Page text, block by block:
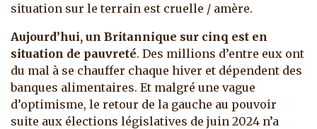
situation sur le terrain est cruelle / amère.
Aujourd’hui, un Britannique sur cinq est en
situation de pauvreté. Des millions d’entre eux ont
du mal à se chauffer chaque hiver et dépendent des
banques alimentaires. Et malgré une vague
d’optimisme, le retour de la gauche au pouvoir
suite aux élections législatives de juin 2024 n’a